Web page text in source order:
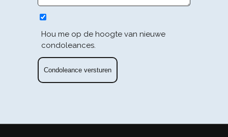
Hou me op de hoogte van nieuwe
condoleances.